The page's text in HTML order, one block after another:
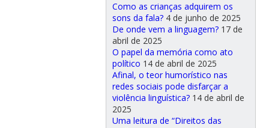
Como as crianças adquirem os
sons da fala? 4 de junho de 2025
De onde vem a linguagem? 17 de
abril de 2025
O papel da memória como ato
político 14 de abril de 2025
Afinal, o teor humorístico nas
redes sociais pode disfarçar a
violência linguística? 14 de abril de
2025
Uma leitura de “Direitos das